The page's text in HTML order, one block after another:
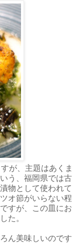
が、主題はあくま
う、福岡県では古
物として使われて
オ節がいらない程
すが、この皿にお
た。
ん美味しいのです